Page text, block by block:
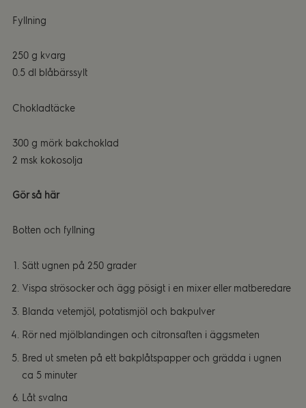
Fyllning
250 g kvarg
0.5 dl blåbärssylt
Chokladtäcke
300 g mörk bakchoklad
2 msk kokosolja
Gör så här
Botten och fyllning
Sätt ugnen på 250 grader
Vispa strösocker och ägg pösigt i en mixer eller matberedare
Blanda vetemjöl, potatismjöl och bakpulver
Rör ned mjölblandingen och citronsaften i äggsmeten
Bred ut smeten på ett bakplåtspapper och grädda i ugnen
ca 5 minuter
Låt svalna